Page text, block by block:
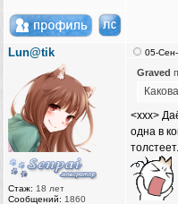
Lun@tik
Стаж: 18 лет
Сообщений: 1860
05-
Graved
<xxx>
одна в